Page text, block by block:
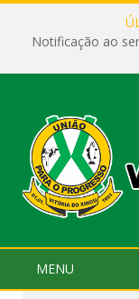
Notificação ao
MENU